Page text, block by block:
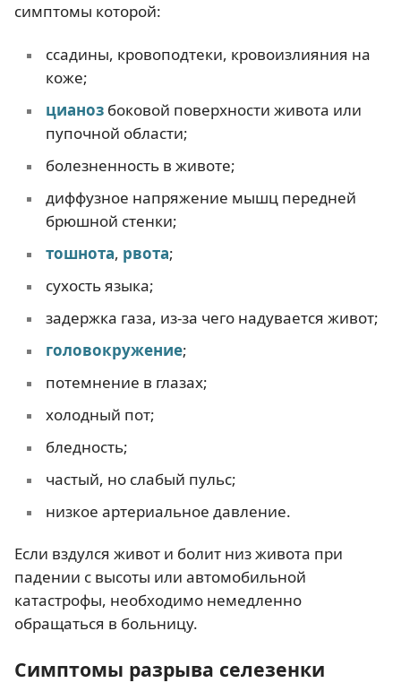
симптомы которой:
ссадины, кровоподтеки, кровоизлияния на
коже;
цианозбоковой поверхности живота или
пупочной области;
болезненность в животе;
диффузное напряжение мышц передней
брюшной стенки;
тошнота, рвота;
сухость языка;
задержка газа, из-за чего надувается живот;
головокружение;
потемнение в глазах;
холодный пот;
бледность;
частый, но слабый пульс;
низкое артериальное давление.
Если вздулся живот и болит низ живота при
падении с высоты или автомобильной
катастрофы, необходимо немедленно
обращаться в больницу.
Симптомы разрыва селезенки